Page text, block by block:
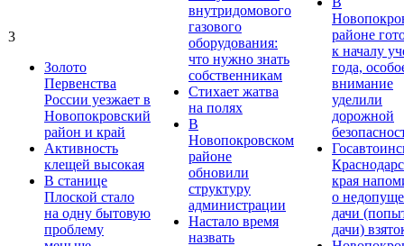
3
Золото
Первенства
России уезжает в
Новопокровский
район и край
Активность
клещей высокая
В станице
Плоской стало
на одну бытовую
проблему
внутридомового
газового
оборудования:
что нужно знать
собственникам
Стихает жатва
на полях
В
Новопокровском
районе
обновили
структуру
администрации
Настало время
назвать
районе
к началу
года,
внимание
уделили
дорожной
края
о
дачи
дачи)